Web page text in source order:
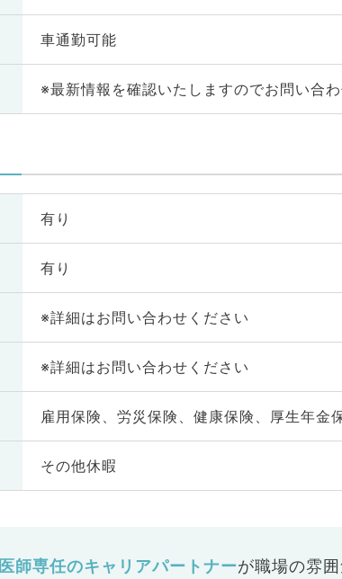
車通勤可能
※最新情報を確認いたしますのでお問い合
有り
有り
※詳細はお問い合わせください
※詳細はお問い合わせください
雇用保険、労災保険、健康保険、厚生年金
その他休暇
医師専任のキャリアパートナーが職場の雰囲